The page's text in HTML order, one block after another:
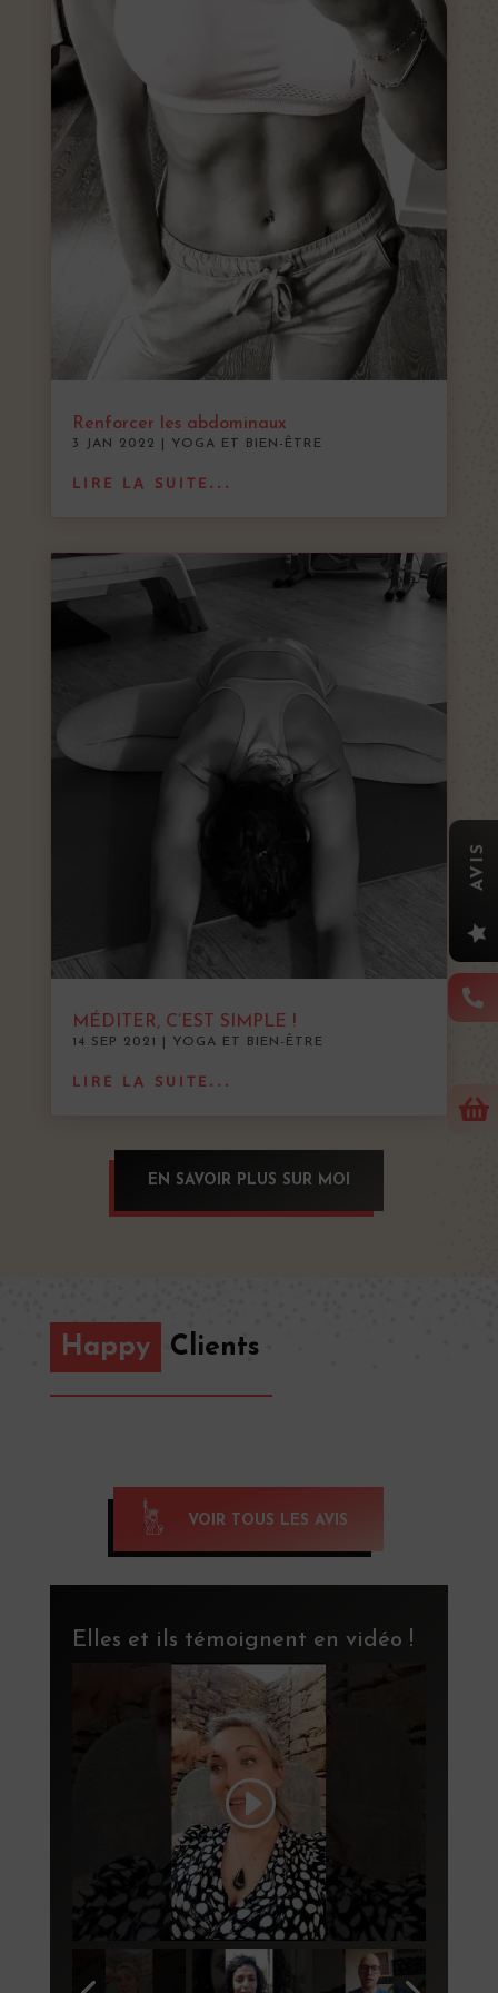
Renforcer les abdominaux
3 JAN 2022 YOGA ET BIEN-ÊTRE
LIRE LA SUITE...
MÉDITER, C’EST SIMPLE !
14 SEP 2021 YOGA ET BIEN-ÊTRE
LIRE LA SUITE...
EN SAVOIR PLUS SUR MOI
Happy Clients
VOIR TOUS LES AVIS
Elles et ils témoignent en vidéo !



AVIS